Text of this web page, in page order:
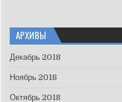
АРХИВЫ
Декабрь 2018
Ноябрь 2018
Октябрь 2018